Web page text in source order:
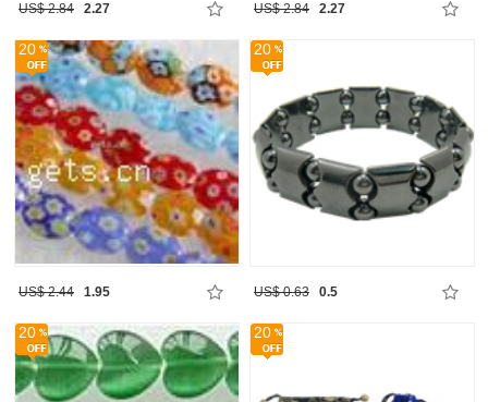
US$ 2.84 2.27 US$ 2.84 2.27
20
US$ 2.44 1.95
20
US$ 0.63 0.5
20 20